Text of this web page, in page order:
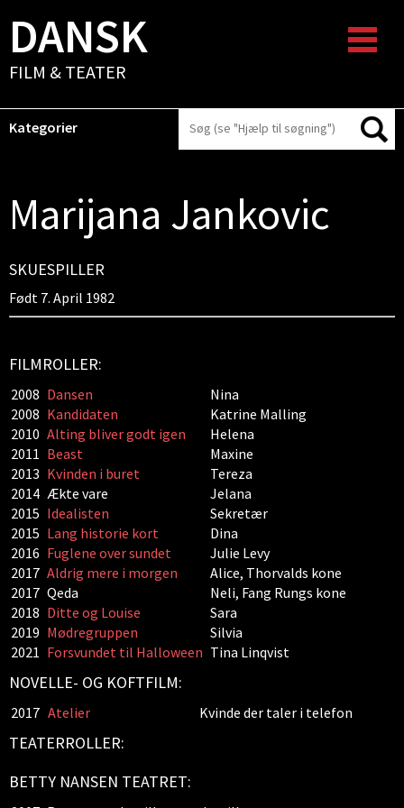
DANSK
FILM & TEATER
Kategorier
Marijana Jankovic
SKUESPILLER
Født 7. April 1982
FILMROLLER:
2008 Dansen
Nina
2008 Kandidaten
Katrine Malling
2010 Alting bliver godt igen
Helena
2011 Beast
Maxine
2013 Kvinden i buret
Tereza
2014 Ækte vare
Jelana
2015 Idealisten
Sekretær
2015 Lang historie kort
Dina
2016 Fuglene over sundet
Julie Levy
2017 Aldrig mere i morgen
Alice, Thorvalds kone
2017 Qeda
Neli, Fang Rungs kone
2018 Ditte og Louise
Sara
2019 Mødregruppen
Silvia
2021 Forsvundet til Halloween Tina Linqvist
NOVELLE- OG KOFTFILM:
2017 Atelier Kvinde der taler i telefon
TEATERROLLER:
BETTY NANSEN TEATRET: